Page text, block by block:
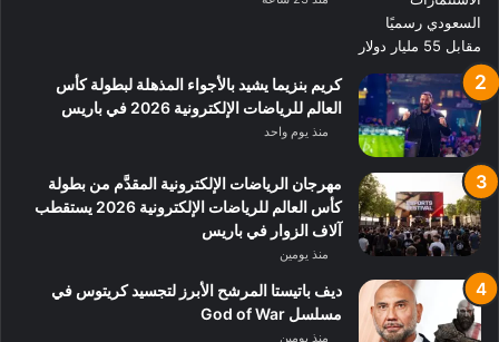
كريم بنزيما يشيد بالأجواء المذهلة لبطولة كأس
العالم للرياضات الإلكترونية 2026 في باريس
منذ يوم واحد
مهرجان الرياضات الإلكترونية المقدَّم من بطولة
كأس العالم للرياضات الإلكترونية 2026 يستقطب
آلاف الزوار في باريس
منذ يومين
ديف باتيستا المرشح الأبرز لتجسيد كريتوس في
مسلسل God of War
منذ يومين